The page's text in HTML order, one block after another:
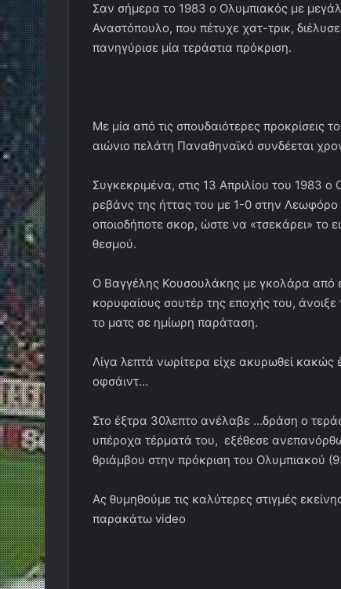
Σαν σήμερα το 1983 ο Ολυμπιακός με
Αναστόπουλο, που πέτυχε χατ-τρικ,
πανηγύρισε μία τεράστια πρόκριση.
Με μία από τις σπουδαιότερες προκρίσεις
αιώνιο πελάτη Παναθηναϊκό συνδέεται
Συγκεκριμένα, στις 13 Απριλίου του 1983
ρεβάνς της ήττας του με 1-0 στην Λεωφόρο
οποιοδήποτε σκορ, ώστε να «τσεκάρει» το
θεσμού.
Ο Βαγγέλης Κουσουλάκης με γκολάρα από
κορυφαίους σουτέρ της εποχής του,
το ματς σε ημίωρη παράταση.
Λίγα λεπτά νωρίτερα είχε ακυρωθεί
οφσάιντ…
Στο έξτρα 30λεπτο ανέλαβε …δράση ο
υπέροχα τέρματά του, εξέθεσε
θριάμβου στην πρόκριση του Ολυμπιακού
Ας θυμηθούμε τις καλύτερες στιγμές
παρακάτω video